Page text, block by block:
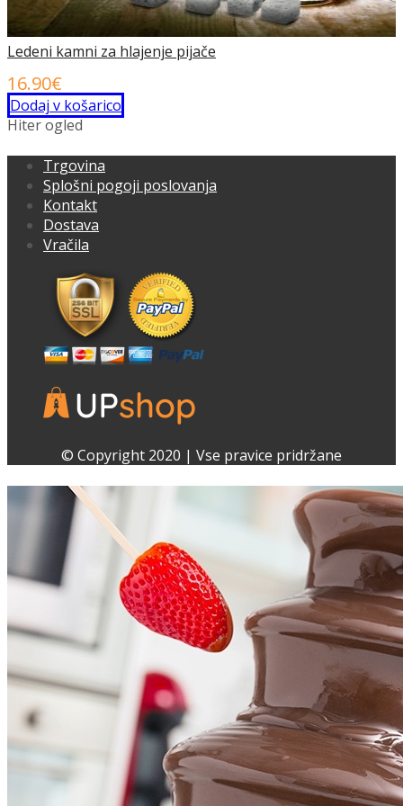
Ledeni kamni za hlajenje pijače
16.90€
Dodaj v košarico
Hiter ogled
Trgovina
Splošni pogoji poslovanja
Kontakt
Dostava
Vračila
Facebook
Instagram© Copyright 2020 | Vse pravice pridržane